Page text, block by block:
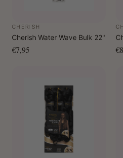
CHERISH
Cherish Water Wave Bulk 22"
€7,95